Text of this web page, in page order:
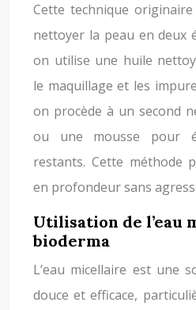
Cette technique
nettoyer la peau en deux
on utilise une huile
le maquillage et les
on procède à un second
ou une mousse pour
restants. Cette méthode
en profondeur sans
Utilisation de l’eau
bioderma
L’eau micellaire est une
douce et efficace,